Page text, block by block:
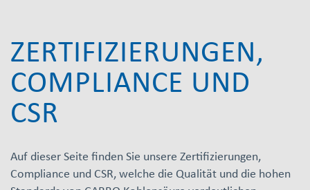
ZERTIFIZIERUNGEN,
COMPLIANCE UND
CSR
Auf dieser Seite finden Sie unsere Zertifizierungen,
Compliance und CSR, welche die Qualität und die hohen